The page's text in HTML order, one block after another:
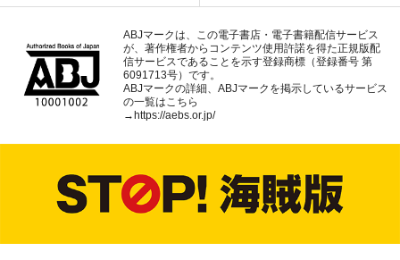
ABJマークは、この電子書店・電子書籍配信サービス
が、著作権者からコンテンツ使用許諾を得た正規版配
信サービスであることを示す登録商標（登録番号 第
6091713号）です。
ABJマークの詳細、ABJマークを掲示しているサービス
の一覧はこちら
→https://aebs.or.jp/